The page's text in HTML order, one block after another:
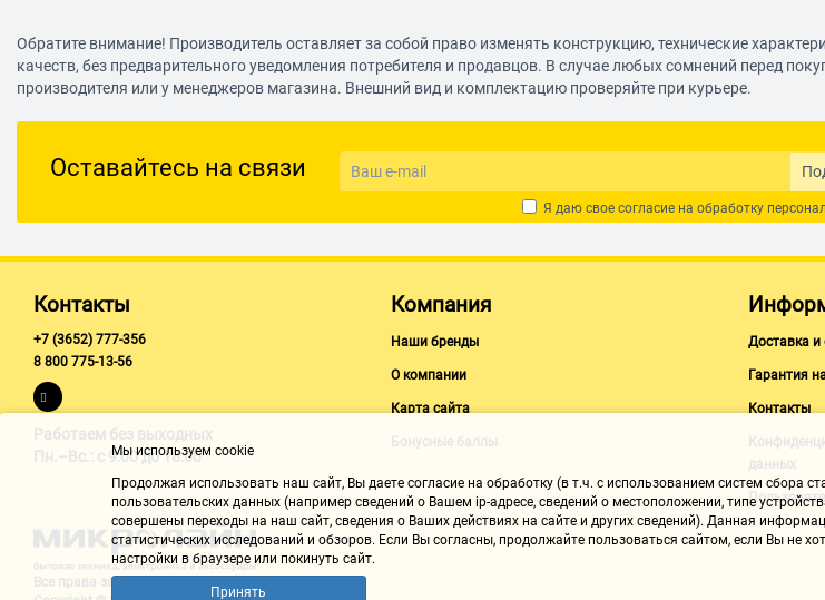
Функции: встроенный микрофон
Размеры (ШxВxГ): 140x75x26 мм
Вес: 0.25 кг (с элементами питания)
Дополнительная информация: функция шумоподавления; автовыключение; чехол для
переноски в комплекте
Обратите внимание! Производитель оставляет за собой право изменять конструкцию, технические
качеств, без предварительного уведомления потребителя и продавцов. В случае любых сомнений перед
производителя или у менеджеров магазина. Внешний вид и комплектацию проверяйте при курьере.
Оставайтесь на связи
Я даю свое согласие на обработку
Контакты
+7 (3652) 777-356
8 800 775-13-56
Работаем без выходных
Пн.–Вс.: с 9:00 до 18:00
Компания
Наши бренды
О компании
Карта сайта
Бонусные баллы
Доставка и
Гарантия
Контакты
данных
Все права защищены "Микролайн"
Мы используем cookie
Продолжая использовать наш cайт, Вы даете согласие на обработку (в т.ч. с использованием систем сбора
пользовательских данных (например сведений о Вашем ip-адресе, сведений о местоположении, типе
совершены переходы на наш сайт, сведения о Ваших действиях на сайте и других сведений). Данная
статистических исследований и обзоров. Если Вы согласны, продолжайте пользоваться сайтом, если Вы не
настройки в браузере или покинуть сайт.
Принять